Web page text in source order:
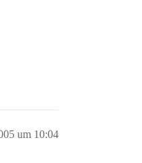
um 10:04